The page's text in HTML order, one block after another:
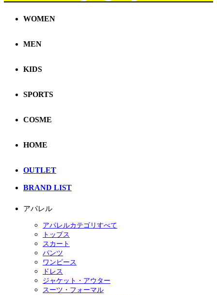
WOMEN
MEN
KIDS
SPORTS
COSME
HOME
OUTLET
BRAND LIST
アパレル
アパレルカテゴリすべて
トップス
スカート
パンツ
ワンピース
ドレス
ジャケット・アウター
スーツ・フォーマル